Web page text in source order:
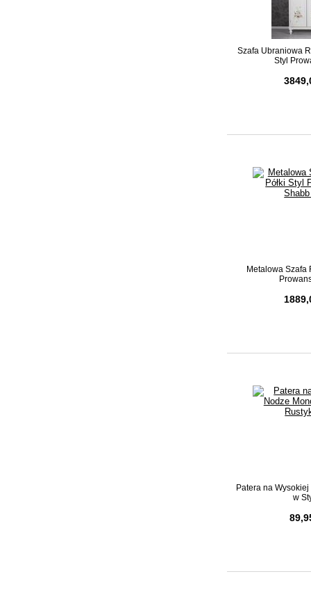
Szafa Ubraniowa
Styl
Metalowa Szafa
Patera na
w